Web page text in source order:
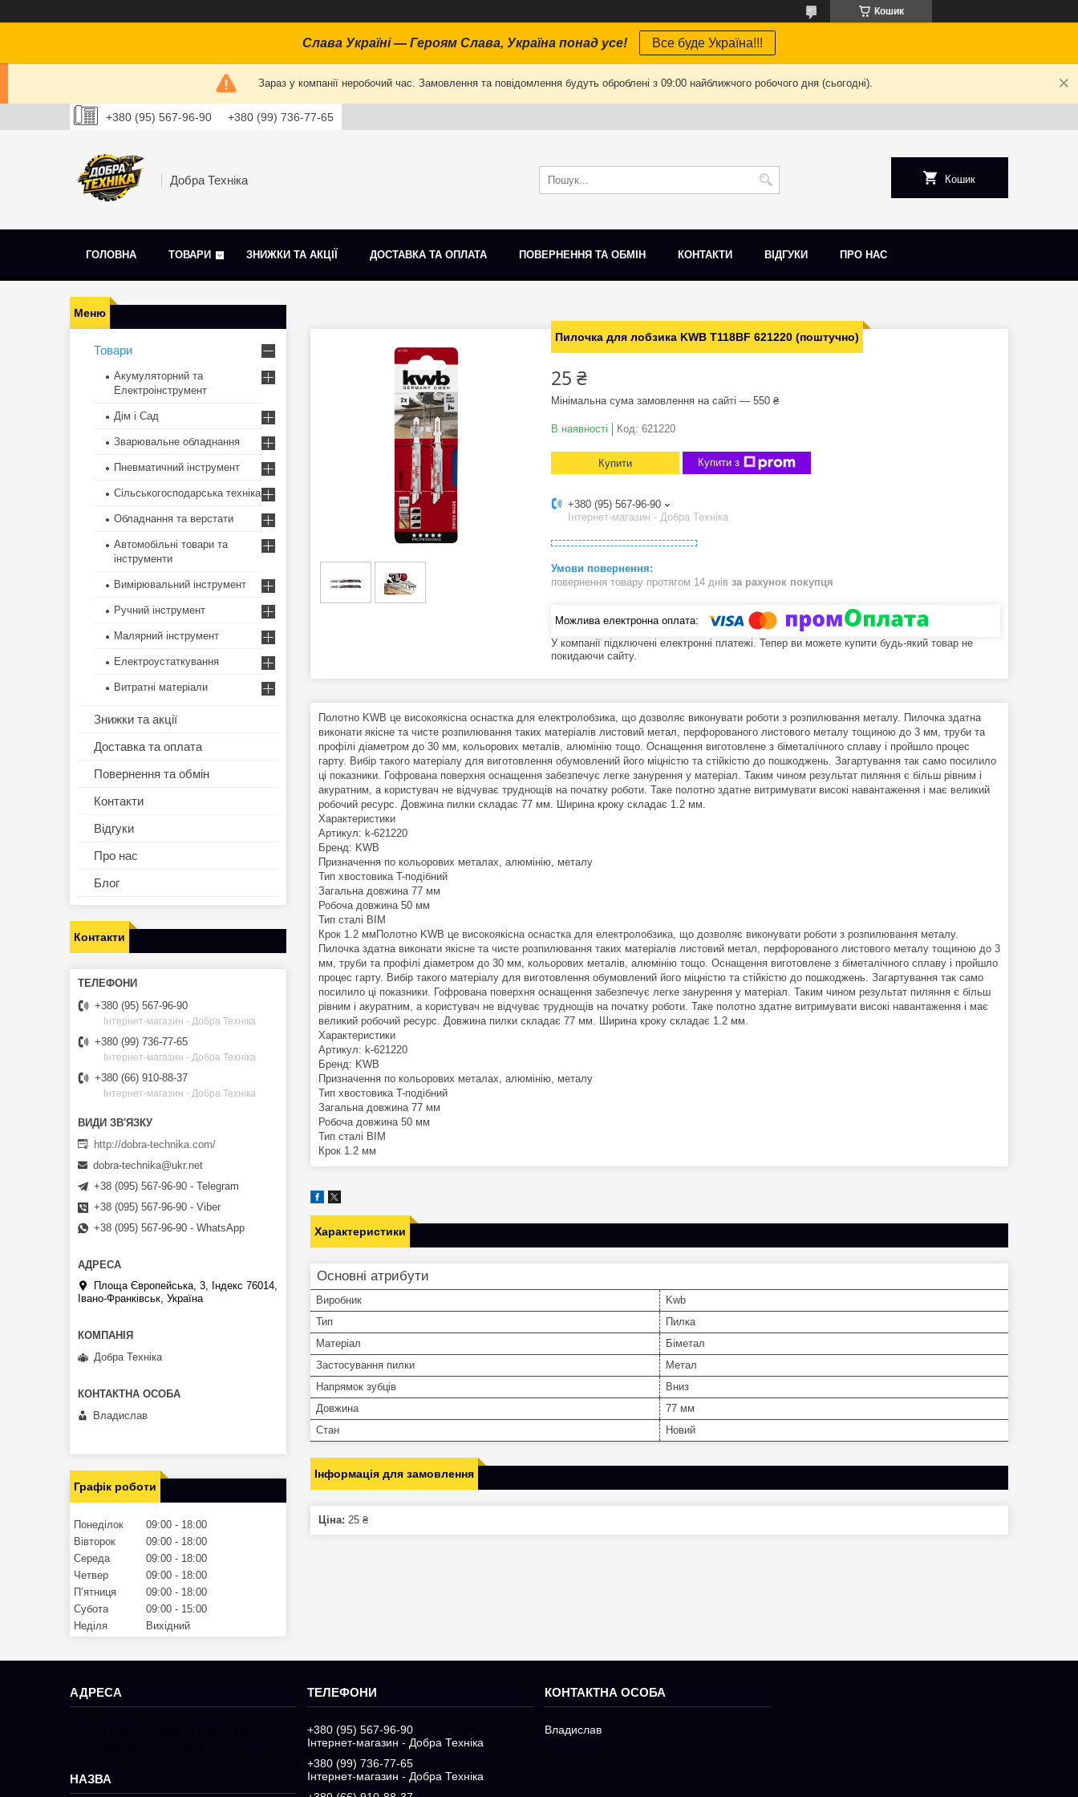
Кошик
Слава Україні — Героям Слава, Україна понад усе! Все буде Україна!!!
Зараз у компанії неробочий час. Замовлення та повідомлення будуть оброблені з 09:00 найближчого робочого дня (сьогодні).
+380 (95) 567-96-90 +380 (99) 736-77-65
Добра Техніка Кошик
ГОЛОВНА ТОВАРИ ЗНИЖКИ ТА АКЦІЇ ДОСТАВКА ТА ОПЛАТА ПОВЕРНЕННЯ ТА ОБМІН КОНТАКТИ ВІДГУКИ ПРО НАС
Пилочка для лобзика KWB T118BF 621220 (поштучно)
25 ₴
Мінімальна сума замовлення на сайті — 550 ₴
В наявності Код: 621220
Купити Купити з
+380 (95) 567-96-90
Інтернет-магазин - Добра Техніка
повернення товару протягом 14 днів за рахунок покупця
У компанії підключені електронні платежі. Тепер ви можете купити будь-який товар не
покидаючи сайту.
Полотно KWB це високоякісна оснастка для електролобзика, що дозволяє виконувати роботи з розпилювання металу. Пилочка здатна
виконати якісне та чисте розпилювання таких матеріалів листовий метал, перфорованого листового металу тощиною до 3 мм, труби та
профілі діаметром до 30 мм, кольорових металів, алюмінію тощо. Оснащення виготовлене з біметалічного сплаву і пройшло процес
гарту. Вибір такого матеріалу для виготовлення обумовлений його міцністю та стійкістю до пошкоджень. Загартування так само посилило
ці показники. Гофрована поверхня оснащення забезпечує легке занурення у матеріал. Таким чином результат пиляння є більш рівним і
акуратним, а користувач не відчуває труднощів на початку роботи. Таке полотно здатне витримувати високі навантаження і має великий
робочий ресурс. Довжина пилки складає 77 мм. Ширина кроку складає 1.2 мм.
Характеристики
Артикул: k-621220
Бренд: KWB
Призначення по кольорових металах, алюмінію, металу
Тип хвостовика T-подібний
Загальна довжина 77 мм
Робоча довжина 50 мм
Тип сталі BIM
Крок 1.2 ммПолотно KWB це високоякісна оснастка для електролобзика, що дозволяє виконувати роботи з розпилювання металу.
Пилочка здатна виконати якісне та чисте розпилювання таких матеріалів листовий метал, перфорованого листового металу тощиною до 3
мм, труби та профілі діаметром до 30 мм, кольорових металів, алюмінію тощо. Оснащення виготовлене з біметалічного сплаву і пройшло
процес гарту. Вибір такого матеріалу для виготовлення обумовлений його міцністю та стійкістю до пошкоджень. Загартування так само
посилило ці показники. Гофрована поверхня оснащення забезпечує легке занурення у матеріал. Таким чином результат пиляння є більш
рівним і акуратним, а користувач не відчуває труднощів на початку роботи. Таке полотно здатне витримувати високі навантаження і має
великий робочий ресурс. Довжина пилки складає 77 мм. Ширина кроку складає 1.2 мм.
Характеристики
Артикул: k-621220
Бренд: KWB
Призначення по кольорових металах, алюмінію, металу
Тип хвостовика T-подібний
Загальна довжина 77 мм
Робоча довжина 50 мм
Тип сталі BIM
Крок 1.2 мм
Характеристики
Основні атрибути
Виробник
Kwb
Тип
Пилка
Матеріал
Біметал
Застосування пилки
Метал
Напрямок зубців
Вниз
Довжина
77 мм
Стан
Новий
Інформація для замовлення
Ціна: 25 ₴
Товари
Акумуляторний та
Електроінструмент
Дім і Сад
Зварювальне обладнання
Пневматичний інструмент
Сільськогосподарська техніка
Обладнання та верстати
Автомобільні товари та
інструменти
Вимірювальний інструмент
Ручний інструмент
Малярний інструмент
Електроустаткування
Витратні матеріали
Знижки та акції
Доставка та оплата
Повернення та обмін
Контакти
Відгуки
Про нас
Блог
Контакти
+380 (95) 567-96-90
Інтернет-магазин - Добра Техніка
+380 (99) 736-77-65
Інтернет-магазин - Добра Техніка
+380 (66) 910-88-37
Інтернет-магазин - Добра Техніка
http://dobra-technika.com/
dobra-technika@ukr.net
+38 (095) 567-96-90 - Telegram
+38 (095) 567-96-90 - Viber
+38 (095) 567-96-90 - WhatsApp
Площа Європейська, 3, Індекс 76014,
Івано-Франківськ, Україна
Добра Техніка
Владислав
Графік роботи
Понеділок 09:00
18:00
Вівторок
09:00
18:00
Середа
09:00
18:00
Четвер
09:00
18:00
Пʼятниця
09:00
18:00
Субота
09:00
15:00
Неділя
Вихідний
+380 (95) 567-96-90
Інтернет-магазин - Добра Техніка
+380 (99) 736-77-65
Інтернет-магазин - Добра Техніка
Владислав